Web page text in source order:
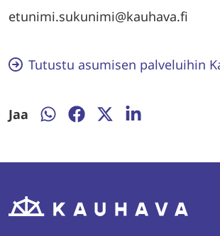
etunimi.sukunimi@kauhava.fi
Tutustu asumisen palveluihin
Jaa
Jaa
Jaa
Jaa
Jaa